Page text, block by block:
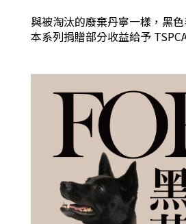
與被淘汰的廢棄丹寧一樣，黑
本系列捐贈部分收益給予